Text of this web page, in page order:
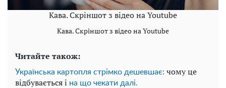
Кава. Скріншот з відео на Youtube
Кава. Скріншот з відео на Youtube
Читайте також:
Українська картопля стрімко дешевшає: чому це
відбувається і на що чекати далі.